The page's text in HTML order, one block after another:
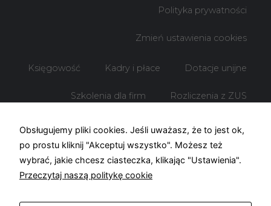
Polityka prywatności
Zmień ustawienia cookies
Księgowość Kadry i płace Dotacje unijne
Szkolenia dla firm Rozliczenia z ZUS
© Biuro rachunkowe KOF – 2026
Obsługujemy pliki cookies. Jeśli uważasz, że to jest ok,
po prostu kliknij "Akceptuj wszystko". Możesz też
wybrać, jakie chcesz ciasteczka, klikając "Ustawienia".
Przeczytaj naszą politykę cookie